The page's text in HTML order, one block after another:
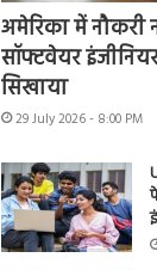
अमेरिका में नौकरी
सॉफ्टवेयर
सिखाया
29 July 2026 - 8:00 PM